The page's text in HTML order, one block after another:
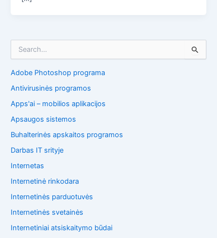
k
t
i
Adobe Photoshop programa
Antivirusinės programos
Apps'ai – mobilios aplikacijos
Apsaugos sistemos
Buhalterinės apskaitos programos
Darbas IT srityje
Internetas
Internetinė rinkodara
Internetinės parduotuvės
Internetinės svetainės
Internetiniai atsiskaitymo būdai